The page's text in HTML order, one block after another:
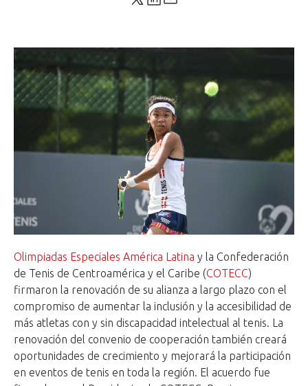
Olimpiadas Especiales América Latina y la Confederación
de Tenis de Centroamérica y el Caribe (COTECC)
firmaron la renovación de su alianza a largo plazo con el
compromiso de aumentar la inclusión y la accesibilidad de
más atletas con y sin discapacidad intelectual al tenis. La
renovación del convenio de cooperación también creará
oportunidades de crecimiento y mejorará la participación
en eventos de tenis en toda la región. El acuerdo fue